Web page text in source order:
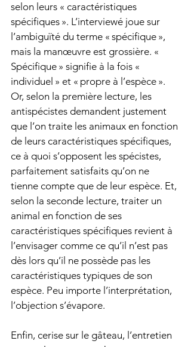
selon leurs « caractéristiques
spécifiques ». L’interviewé joue sur
l’ambiguïté du terme « spécifique »,
mais la manœuvre est grossière. «
Spécifique » signifie à la fois «
individuel » et « propre à l’espèce ».
Or, selon la première lecture, les
antispécistes demandent justement
que l’on traite les animaux en fonction
de leurs caractéristiques spécifiques,
ce à quoi s’opposent les spécistes,
parfaitement satisfaits qu’on ne
tienne compte que de leur espèce. Et,
selon la seconde lecture, traiter un
animal en fonction de ses
caractéristiques spécifiques revient à
l’envisager comme ce qu’il n’est pas
dès lors qu’il ne possède pas les
caractéristiques typiques de son
espèce. Peu importe l’interprétation,
l’objection s’évapore.
Enfin, cerise sur le gâteau, l’entretien